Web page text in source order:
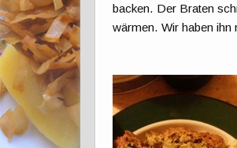
backen. Der Braten
wärmen. Wir haben ihn